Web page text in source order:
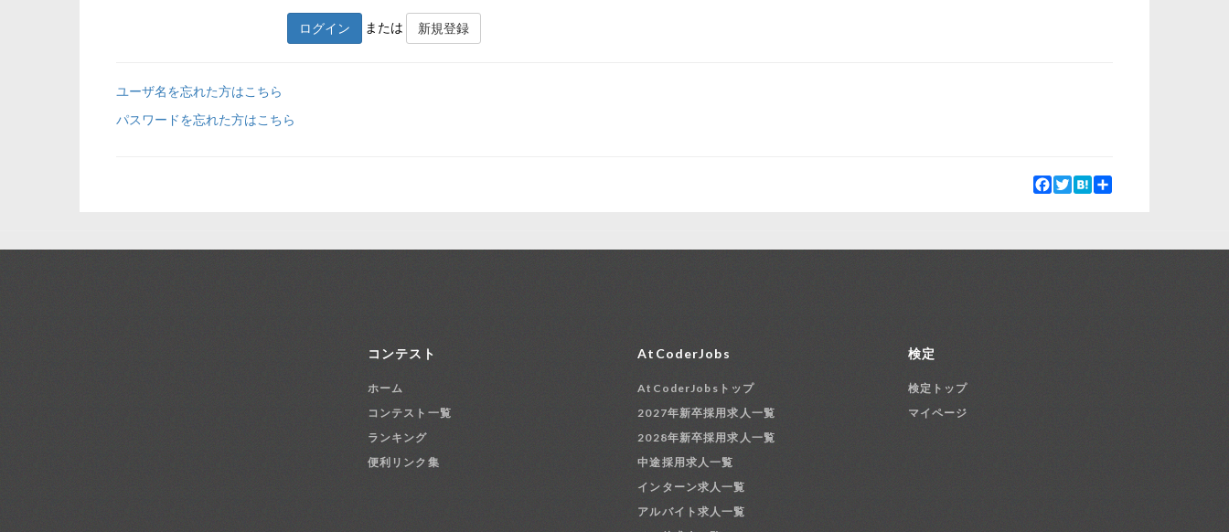
ログイン または 新規登録
ユーザ名を忘れた方はこちら
パスワードを忘れた方はこちら
Facebook
Twitter
Hatena
コンテスト
ホーム
コンテスト一覧
ランキング
便利リンク集
AtCoderJobs
AtCoderJobsトップ
2027年新卒採用求人一覧
2028年新卒採用求人一覧
中途採用求人一覧
インターン求人一覧
アルバイト求人一覧
検定
検定トップ
マイページ